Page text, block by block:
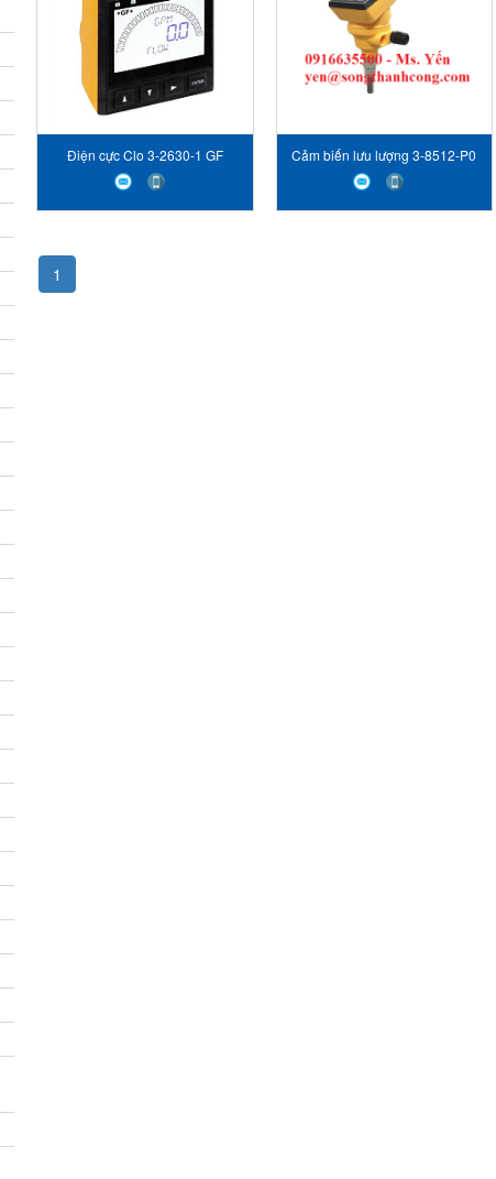
Điện cực Clo 3-2630-1 GF
Vietnam
Cảm biến lưu lượng 3-8512-P0
GF Vietnam
1